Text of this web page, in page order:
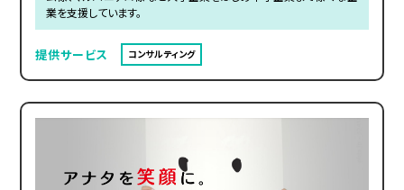
業を支援しています。
提供サービス コンサルティング